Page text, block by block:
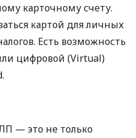
карточному счету.
картой для личных
Есть возможность
цифровой (Virtual)
— это не только